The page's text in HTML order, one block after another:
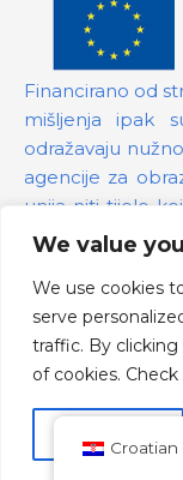
We value
We use cookies
serve
traffic. By
of cookies. Check
Financirano od
mišljenja ipak
odražavaju
agencije za
unija niti tijelo
odgovorni za te
Croatian